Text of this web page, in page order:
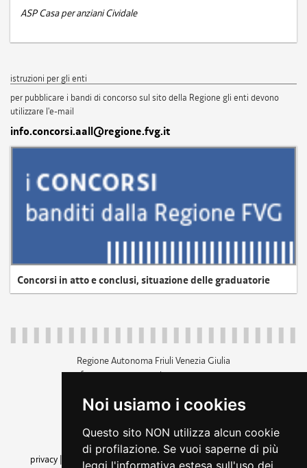
Noi usiamo i cookies
Questo sito NON utilizza alcun cookie
di profilazione. Se vuoi saperne di più
leggi l'informativa estesa sull'uso dei
ASP Casa per anziani Cividale
istruzioni per gli enti
per pubblicare i bandi di concorso sul sito della Regione gli enti devono
utilizzare l'e-mail
info.concorsi.aall@regione.fvg.it
Concorsi in atto e conclusi, situazione delle graduatorie
Regione Autonoma Friuli Venezia Giulia
c.f. 80014930327; p.iva 00526040324
+39 040 3771111
amministrazione trasparente
privacy
cookie |note legali accessibilità
dichiarazione di